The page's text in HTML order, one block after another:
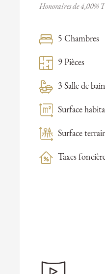
Honoraires de 4,00%
5 Chambres
9 Pièces
3 Salle de
Surface
Surface
Taxes